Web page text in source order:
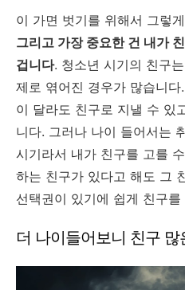
이 가면 벗기를 위해서 그렇
그리고 가장 중요한 건 내가
겁니다. 청소년 시기의 친구
제로 엮어진 경우가 많습니
이 달라도 친구로 지낼 수 있
니다. 그러나 나이 들어서는
시기라서 내가 친구를 고를
하는 친구가 있다고 해도 그
선택권이 있기에 쉽게 친구
더 나이들어보니 친구